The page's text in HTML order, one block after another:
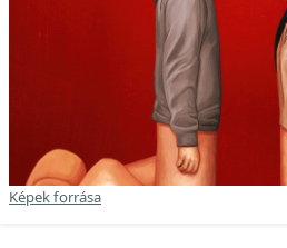
Képek forrása